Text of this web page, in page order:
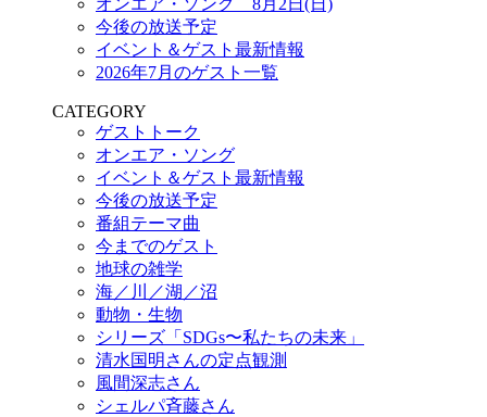
オンエア・ソング 8月2日(日)
今後の放送予定
イベント＆ゲスト最新情報
2026年7月のゲスト一覧
CATEGORY
ゲストトーク
オンエア・ソング
イベント＆ゲスト最新情報
今後の放送予定
番組テーマ曲
今までのゲスト
地球の雑学
海／川／湖／沼
動物・生物
シリーズ「SDGs〜私たちの未来」
清水国明さんの定点観測
風間深志さん
シェルパ斉藤さん